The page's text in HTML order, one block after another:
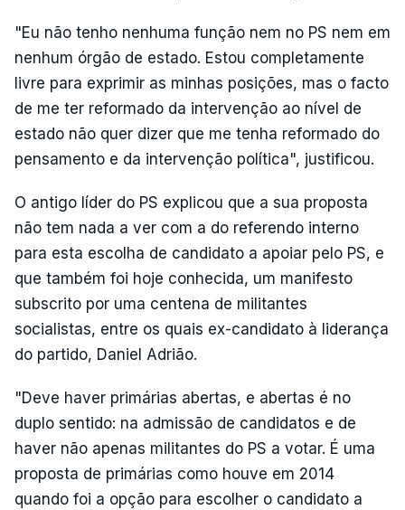
"Eu não tenho nenhuma função nem no PS nem em
nenhum órgão de estado. Estou completamente
livre para exprimir as minhas posições, mas o facto
de me ter reformado da intervenção ao nível de
estado não quer dizer que me tenha reformado do
pensamento e da intervenção política", justificou.
O antigo líder do PS explicou que a sua proposta
não tem nada a ver com a do referendo interno
para esta escolha de candidato a apoiar pelo PS, e
que também foi hoje conhecida, um manifesto
subscrito por uma centena de militantes
socialistas, entre os quais ex-candidato à liderança
do partido, Daniel Adrião.
"Deve haver primárias abertas, e abertas é no
duplo sentido: na admissão de candidatos e de
haver não apenas militantes do PS a votar. É uma
proposta de primárias como houve em 2014
quando foi a opção para escolher o candidato a